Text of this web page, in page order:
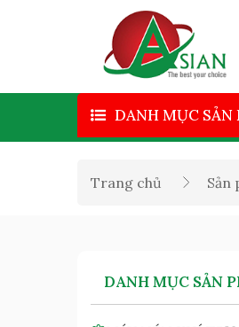
DANH MỤC SẢN
Trang chủ Sản
DANH MỤC SẢN